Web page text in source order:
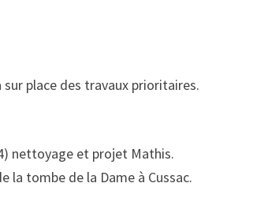
place des travaux prioritaires.
nettoyage et projet Mathis.
la tombe de la Dame à Cussac.